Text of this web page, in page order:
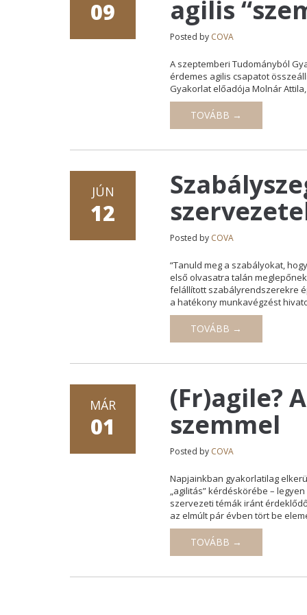
09 agilis
Posted by COVA
A szeptemberi Tudományból
érdemes agilis csapatot
Gyakorlat előadója Molnár
TOVÁBB →
JÚN
12
Posted by COVA
“Tanuld meg a szabályokat,
első olvasatra talán
felállított szabályrendszerekre
a hatékony munkavégzést
TOVÁBB →
MÁR
01
(Fr)agile?
szemmel
Posted by COVA
Napjainkban gyakorlatilag
„agilitás” kérdéskörébe –
szervezeti témák iránt
az elmúlt pár évben tört be
TOVÁBB →